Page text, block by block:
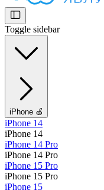
Toggle sidebar
iPhone 🍏
iPhone 14
iPhone 14
iPhone 14 Pro
iPhone 14 Pro
iPhone 15 Pro
iPhone 15 Pro
iPhone 15